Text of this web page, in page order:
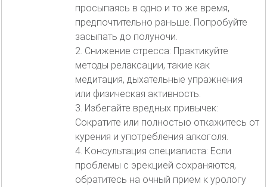
просыпаясь в одно и то же время,
предпочтительно раньше. Попробуйте
засыпать до полуночи.
2. Снижение стресса: Практикуйте
методы релаксации, такие как
медитация, дыхательные упражнения
или физическая активность.
3. Избегайте вредных привычек:
Сократите или полностью откажитесь от
курения и употребления алкоголя.
4. Консультация специалиста: Если
проблемы с эрекцией сохраняются,
обратитесь на очный прием к урологу